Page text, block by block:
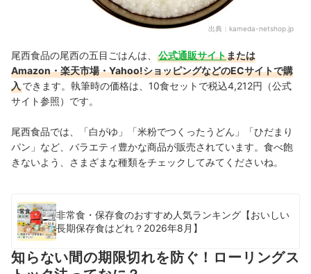
出典： kameda-netshop.jp
尾西食品の尾西の五目ごはんは、 公式通販サイトまたは
Amazon・楽天市場・Yahoo!ショッピングなどのECサイトで購
入できます。 執筆時の価格は、10食セットで税込4,212円（公式
サイト参照）です。
尾西食品では、「白がゆ」「米粉でつくったうどん」「ひだまり
パン」など、バラエティ豊かな商品が販売されています。食べ飽
きないよう、さまざまな種類をチェックしてみてくださいね。
非常食・保存食のおすすめ人気ランキング【おいしい
長期保存食はどれ？2026年8月】
知らない間の期限切れを防ぐ！ローリングス